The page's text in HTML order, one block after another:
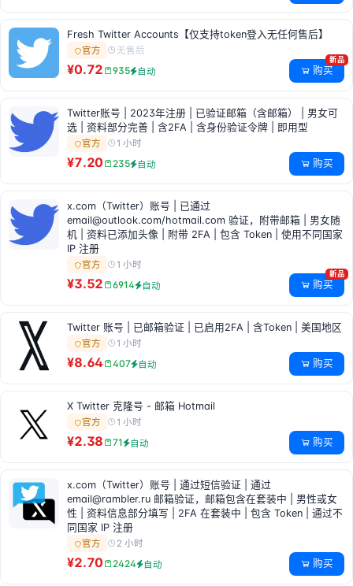
Fresh Twitter Accounts【仅支持token登入无任何售后】
官方 无售后
¥0.72 935 自动 购买
新品
Twitter账号 | 2023年注册 | 已验证邮箱（含邮箱） | 男女可
选 | 资料部分完善 | 含2FA | 含身份验证令牌 | 即用型
官方 1 小时
¥7.20 235 自动 购买
x.com（Twitter）账号 | 已通过
email@outlook.com/hotmail.com 验证，附带邮箱 | 男女随
机 | 资料已添加头像 | 附带 2FA | 包含 Token | 使用不同国家
IP 注册
官方 1 小时
¥3.52 6914 自动 购买
新品
Twitter 账号 | 已邮箱验证 | 已启用2FA | 含Token | 美国地区
官方 1 小时
¥8.64 407 自动 购买
X Twitter 克隆号 - 邮箱 Hotmail
官方 1 小时
¥2.38 71 自动 购买
x.com（Twitter）账号 | 通过短信验证 | 通过
email@rambler.ru 邮箱验证，邮箱包含在套装中 | 男性或女
性 | 资料信息部分填写 | 2FA 在套装中 | 包含 Token | 通过不
同国家 IP 注册
官方 2 小时
¥2.70 2424 自动 购买